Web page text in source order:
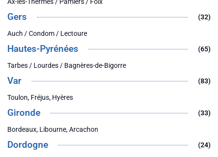
Ax-les-Thermes / Pamiers / Foix
Gers (32)
Auch / Condom / Lectoure
Hautes-Pyrénées (65)
Tarbes / Lourdes / Bagnères-de-Bigorre
Var (83)
Toulon, Fréjus, Hyères
Gironde (33)
Bordeaux, Libourne, Arcachon
Dordogne (24)